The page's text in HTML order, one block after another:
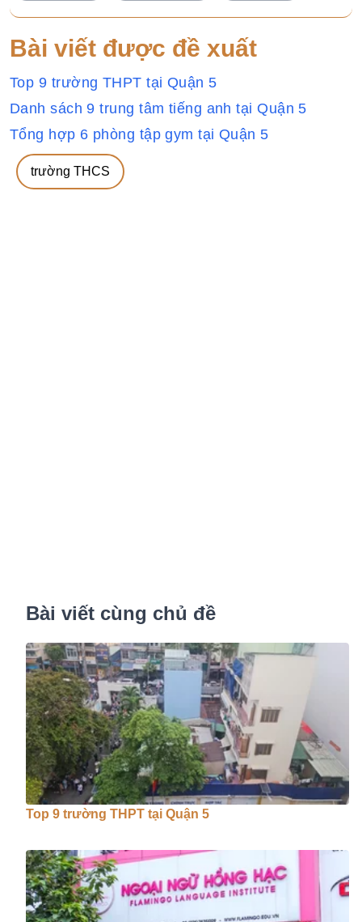
Bài viết được đề xuất
Top 9 trường THPT tại Quận 5
Danh sách 9 trung tâm tiếng anh tại Quận 5
Tổng hợp 6 phòng tập gym tại Quận 5
trường THCS
Bài viết cùng chủ đề
Top 9 trường THPT tại Quận 5